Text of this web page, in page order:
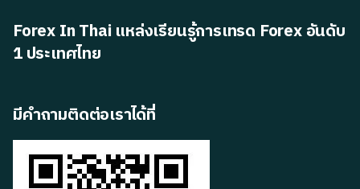
Forex In Thai แหล่งเรียนรู้การเทรด Forex อันดับ
1 ประเทศไทย
มีคำถามติดต่อเราได้ที่